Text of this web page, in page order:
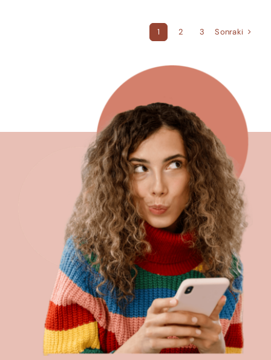
1 2 3 Sonraki